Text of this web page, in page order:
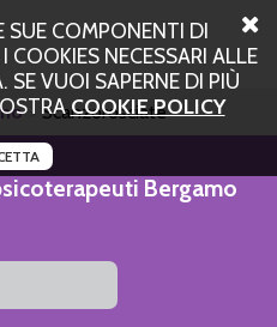
COMPONENTI DI
COOKIES NECESSARI ALLE
SE VUOI SAPERNE DI PIÙ
COOKIE POLICY
Scanzorosciate
Bergamo